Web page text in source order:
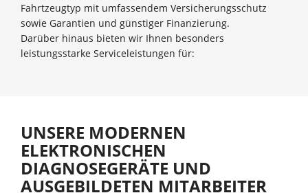
Fahrtzeugtyp mit umfassendem Versicherungsschutz
sowie Garantien und günstiger Finanzierung.
Darüber hinaus bieten wir Ihnen besonders
leistungsstarke Serviceleistungen für:
UNSERE MODERNEN
ELEKTRONISCHEN
DIAGNOSEGERÄTE UND
AUSGEBILDETEN MITARBEITER